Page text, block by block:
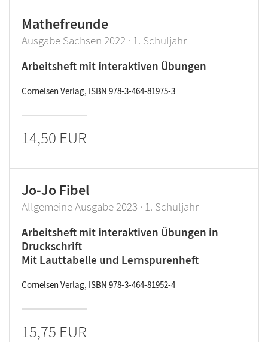
Mathefreunde
Ausgabe Sachsen 2022 · 1. Schuljahr
Arbeitsheft mit interaktiven Übungen
Cornelsen Verlag, ISBN 978-3-464-81975-3
14,50 EUR
Jo-Jo Fibel
Allgemeine Ausgabe 2023 · 1. Schuljahr
Arbeitsheft mit interaktiven Übungen in
Druckschrift
Mit Lauttabelle und Lernspurenheft
Cornelsen Verlag, ISBN 978-3-464-81952-4
15,75 EUR